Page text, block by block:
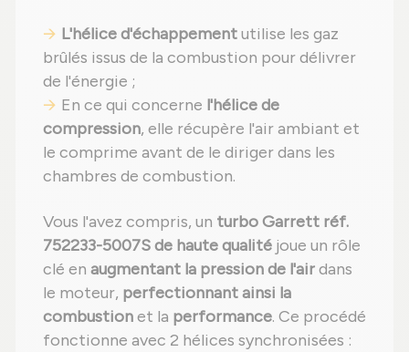
L'hélice d'échappementutilise les gaz
brûlés issus de la combustion pour délivrer
de l'énergie ;
En ce qui concerne l'hélice de
compression, elle récupère l'air ambiant et
le comprime avant de le diriger dans les
chambres de combustion.
Vous l'avez compris, un turbo Garrett réf.
752233-5007S de haute qualité joue un rôle
clé en augmentant la pression de l'airdans
le moteur, perfectionnant ainsi la
combustionet la performance. Ce procédé
fonctionne avec 2 hélices synchronisées :